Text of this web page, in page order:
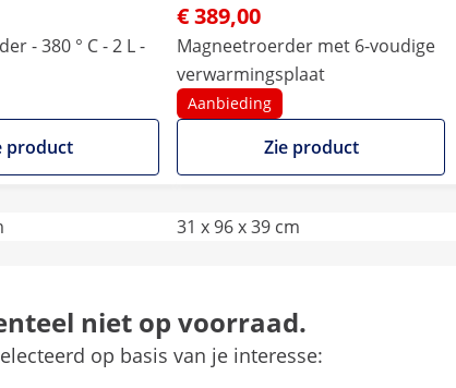
- 380 ° C - 2 L -
product
€ 389,00
Magneetroerder met 6-voudige
verwarmingsplaat
Aanbieding
Zie product
31 x 96 x 39 cm
Ø 120
niet op voorraad.
op basis van je interesse: